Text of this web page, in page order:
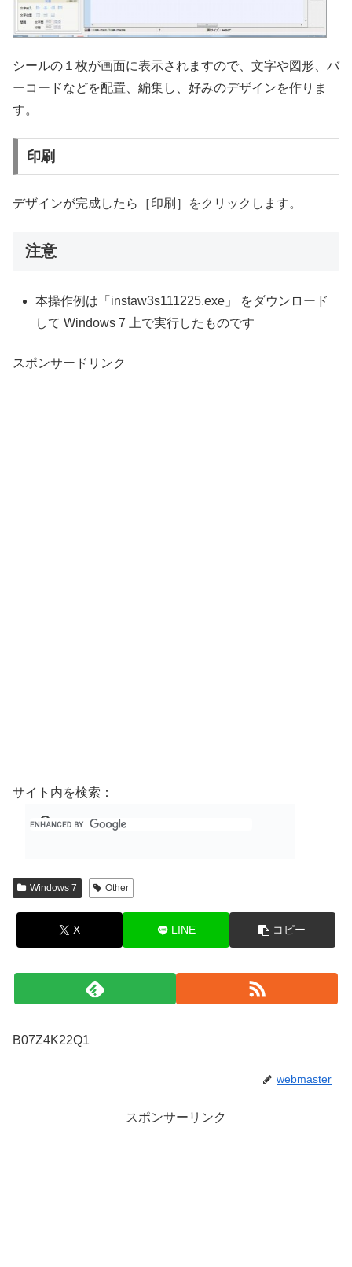
シールの１枚が画面に表示されますので、文字や図形、バ
ーコードなどを配置、編集し、好みのデザインを作りま
す。
印刷
デザインが完成したら［印刷］をクリックします。
注意
本操作例は「instaw3s111225.exe」 をダウンロード
して Windows 7 上で実行したものです
スポンサードリンク
サイト内を検索：
Windows 7 Other
X LINE コピー
B07Z4K22Q1
webmaster
スポンサーリンク